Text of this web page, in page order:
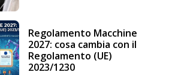
Regolamento Macchine
2027: cosa cambia con il
Regolamento (UE)
2023/1230